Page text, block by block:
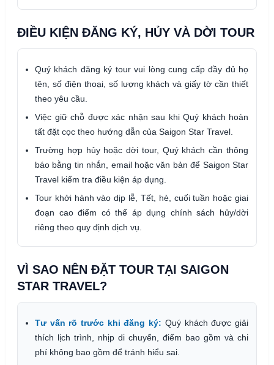
ĐIỀU KIỆN ĐĂNG KÝ, HỦY VÀ DỜI TOUR
Quý khách đăng ký tour vui lòng cung cấp đầy đủ họ
tên, số điện thoại, số lượng khách và giấy tờ cần thiết
theo yêu cầu.
Việc giữ chỗ được xác nhận sau khi Quý khách hoàn
tất đặt cọc theo hướng dẫn của Saigon Star Travel.
Trường hợp hủy hoặc dời tour, Quý khách cần thông
báo bằng tin nhắn, email hoặc văn bản để Saigon Star
Travel kiểm tra điều kiện áp dụng.
Tour khởi hành vào dịp lễ, Tết, hè, cuối tuần hoặc giai
đoạn cao điểm có thể áp dụng chính sách hủy/dời
riêng theo quy định dịch vụ.
VÌ SAO NÊN ĐẶT TOUR TẠI SAIGON
STAR TRAVEL?
Tư vấn rõ trước khi đăng ký: Quý khách được giải
thích lịch trình, nhịp di chuyển, điểm bao gồm và chi
phí không bao gồm để tránh hiểu sai.